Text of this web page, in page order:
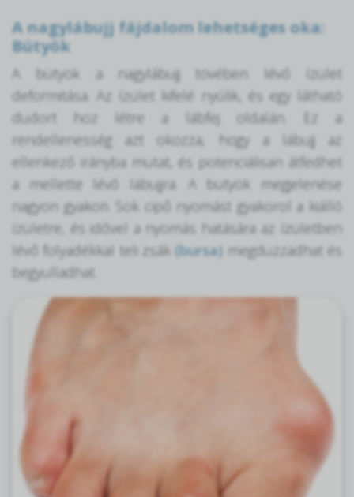
A nagylábujj fájdalom lehetséges oka:
Bütyök
A bütyök a nagylábujj tövében lévő ízület
deformitása. Az ízület kifelé nyúlik, és egy látható
dudort hoz létre a lábfej oldalán. Ez a
rendellenesség azt okozza, hogy a lábujj az
ellenkező irányba mutat, és potenciálisan átfedhet
a mellette lévő lábujjra. A bütyök megjelenése
nagyon gyakori. Sok cipő nyomást gyakorol a kiálló
ízületre, és idővel a nyomás hatására az ízületben
lévő folyadékkal teli zsák(bursa) megduzzadhat és
begyulladhat.